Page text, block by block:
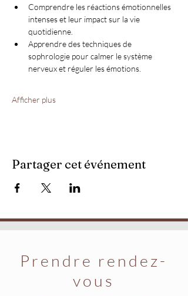
Comprendre les réactions émotionnelles
intenses et leur impact sur la vie
quotidienne.
Apprendre des techniques de
sophrologie pour calmer le système
nerveux et réguler les émotions.
Afficher plus
Partager cet événement
Prendre rendez-
vous